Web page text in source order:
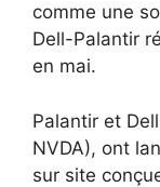
comme une
Dell-Palantir
en mai.
Palantir et
NVDA), ont
sur site